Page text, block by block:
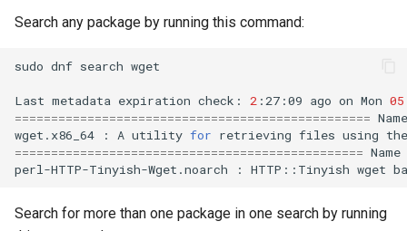
Search any package by running this command:
sudo dnf search wget
Last metadata expiration check: 2 :27:09 ago on Mon 05
================================================= Name
wget.x86_64
: A utility for retrieving files using the
================================================ Name
perl-HTTP-Tinyish-Wget.noarch
: HTTP::Tinyish wget
Search for more than one package in one search by running